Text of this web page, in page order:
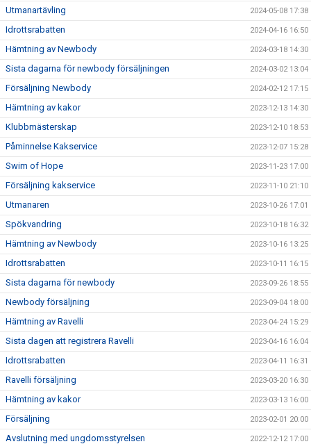
Utmanartävling 2024-05-08 17:38
Idrottsrabatten 2024-04-16 16:50
Hämtning av Newbody 2024-03-18 14:30
Sista dagarna för newbody försäljningen 2024-03-02 13:04
Försäljning Newbody 2024-02-12 17:15
Hämtning av kakor 2023-12-13 14:30
Klubbmästerskap 2023-12-10 18:53
Påminnelse Kakservice 2023-12-07 15:28
Swim of Hope 2023-11-23 17:00
Försäljning kakservice 2023-11-10 21:10
Utmanaren 2023-10-26 17:01
Spökvandring 2023-10-18 16:32
Hämtning av Newbody 2023-10-16 13:25
Idrottsrabatten 2023-10-11 16:15
Sista dagarna för newbody 2023-09-26 18:55
Newbody försäljning 2023-09-04 18:00
Hämtning av Ravelli 2023-04-24 15:29
Sista dagen att registrera Ravelli 2023-04-16 16:04
Idrottsrabatten 2023-04-11 16:31
Ravelli försäljning 2023-03-20 16:30
Hämtning av kakor 2023-03-13 16:00
Försäljning 2023-02-01 20:00
Avslutning med ungdomsstyrelsen 2022-12-12 17:00